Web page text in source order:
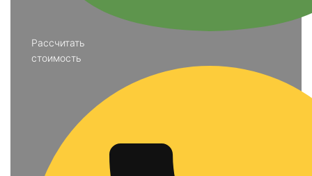
Рассчитать
стоимость